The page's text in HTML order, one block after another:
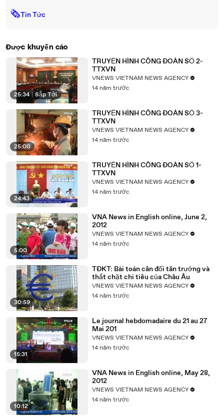
🗞Tin Tức
Được khuyến cáo
25:34 | Sắp Tới
TRUYỀN HÌNH CÔNG ĐOÀN SỐ 2-
TTXVN
VNEWS VIETNAM NEWS AGENCY
14 năm trước
25:00
TRUYỀN HÌNH CÔNG ĐOÀN SỐ 3-
TTXVN
VNEWS VIETNAM NEWS AGENCY
14 năm trước
24:43
TRUYỀN HÌNH CÔNG ĐOÀN SỐ 1-
TTXVN
VNEWS VIETNAM NEWS AGENCY
14 năm trước
5:00
VNA News in English online, June 2,
2012
VNEWS VIETNAM NEWS AGENCY
14 năm trước
30:59
TĐKT: Bài toán cân đối tăn trưởng và
thắt chặt chi tiêu của Châu Âu
VNEWS VIETNAM NEWS AGENCY
14 năm trước
15:31
Le journal hebdomadaire du 21 au 27
Mai 201
VNEWS VIETNAM NEWS AGENCY
14 năm trước
10:12
VNA News in English online, May 28,
2012
VNEWS VIETNAM NEWS AGENCY
14 năm trước